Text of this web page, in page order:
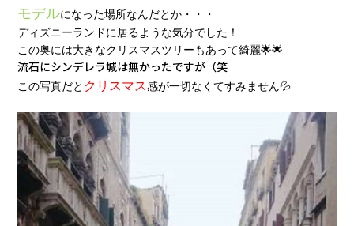
モデルになった場所なんだとか・・・
ディズニーランドに居るような気分でした！
この奥には大きなクリスマスツリーもあって綺麗🌟🌟
流石にシンデレラ城は無かったですが（笑
この写真だと クリスマス感が一切なくてすみません💦